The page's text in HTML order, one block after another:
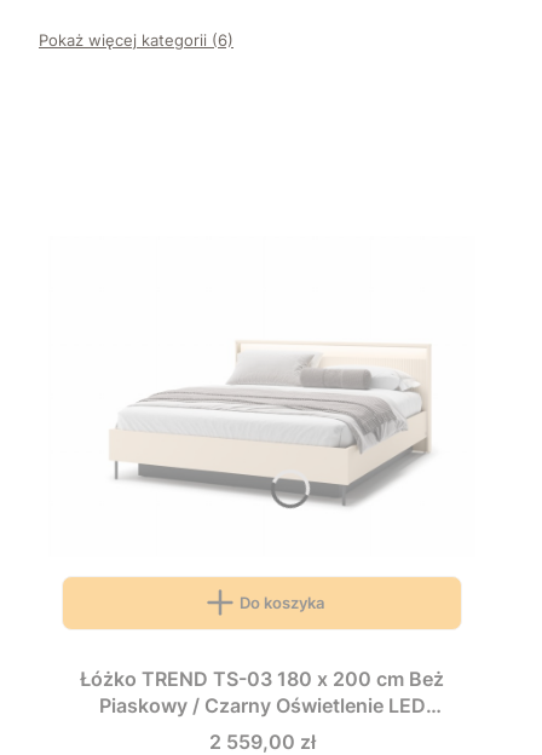
Pokaż więcej kategorii (6)
Do koszyka
Łóżko TREND TS-03 180 x 200 cm Beż
Piaskowy / Czarny Oświetlenie LED
Ryflowany Zagłówek Sypialnia TS3180BPC
Cena
2 559,00 zł